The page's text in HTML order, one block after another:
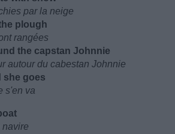
par la neige
plough
rangées
the capstan Johnnie
autour du cabestan Johnnie
she goes
s'en va
navire